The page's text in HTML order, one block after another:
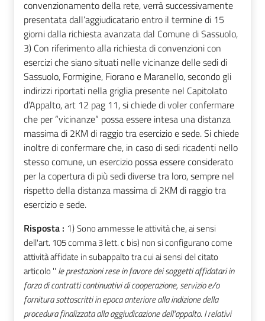
convenzionamento della rete, verrà successivamente
presentata dall’aggiudicatario entro il termine di 15
giorni dalla richiesta avanzata dal Comune di Sassuolo,
3) Con riferimento alla richiesta di convenzioni con
esercizi che siano situati nelle vicinanze delle sedi di
Sassuolo, Formigine, Fiorano e Maranello, secondo gli
indirizzi riportati nella griglia presente nel Capitolato
d’Appalto, art 12 pag 11, si chiede di voler confermare
che per “vicinanze” possa essere intesa una distanza
massima di 2KM di raggio tra esercizio e sede. Si chiede
inoltre di confermare che, in caso di sedi ricadenti nello
stesso comune, un esercizio possa essere considerato
per la copertura di più sedi diverse tra loro, sempre nel
rispetto della distanza massima di 2KM di raggio tra
esercizio e sede.
Risposta : 1)Sono ammesse le attività che, ai sensi
dell'art. 105 comma 3 lett. c bis) non si configurano come
attività affidate in subappalto tra cui ai sensi del citato
articolo '' le prestazioni rese in favore dei soggetti affidatari in
forza di contratti continuativi di cooperazione, servizio e/o
fornitura sottoscritti in epoca anteriore alla indizione della
procedura finalizzata alla aggiudicazione dell'appalto. I relativi